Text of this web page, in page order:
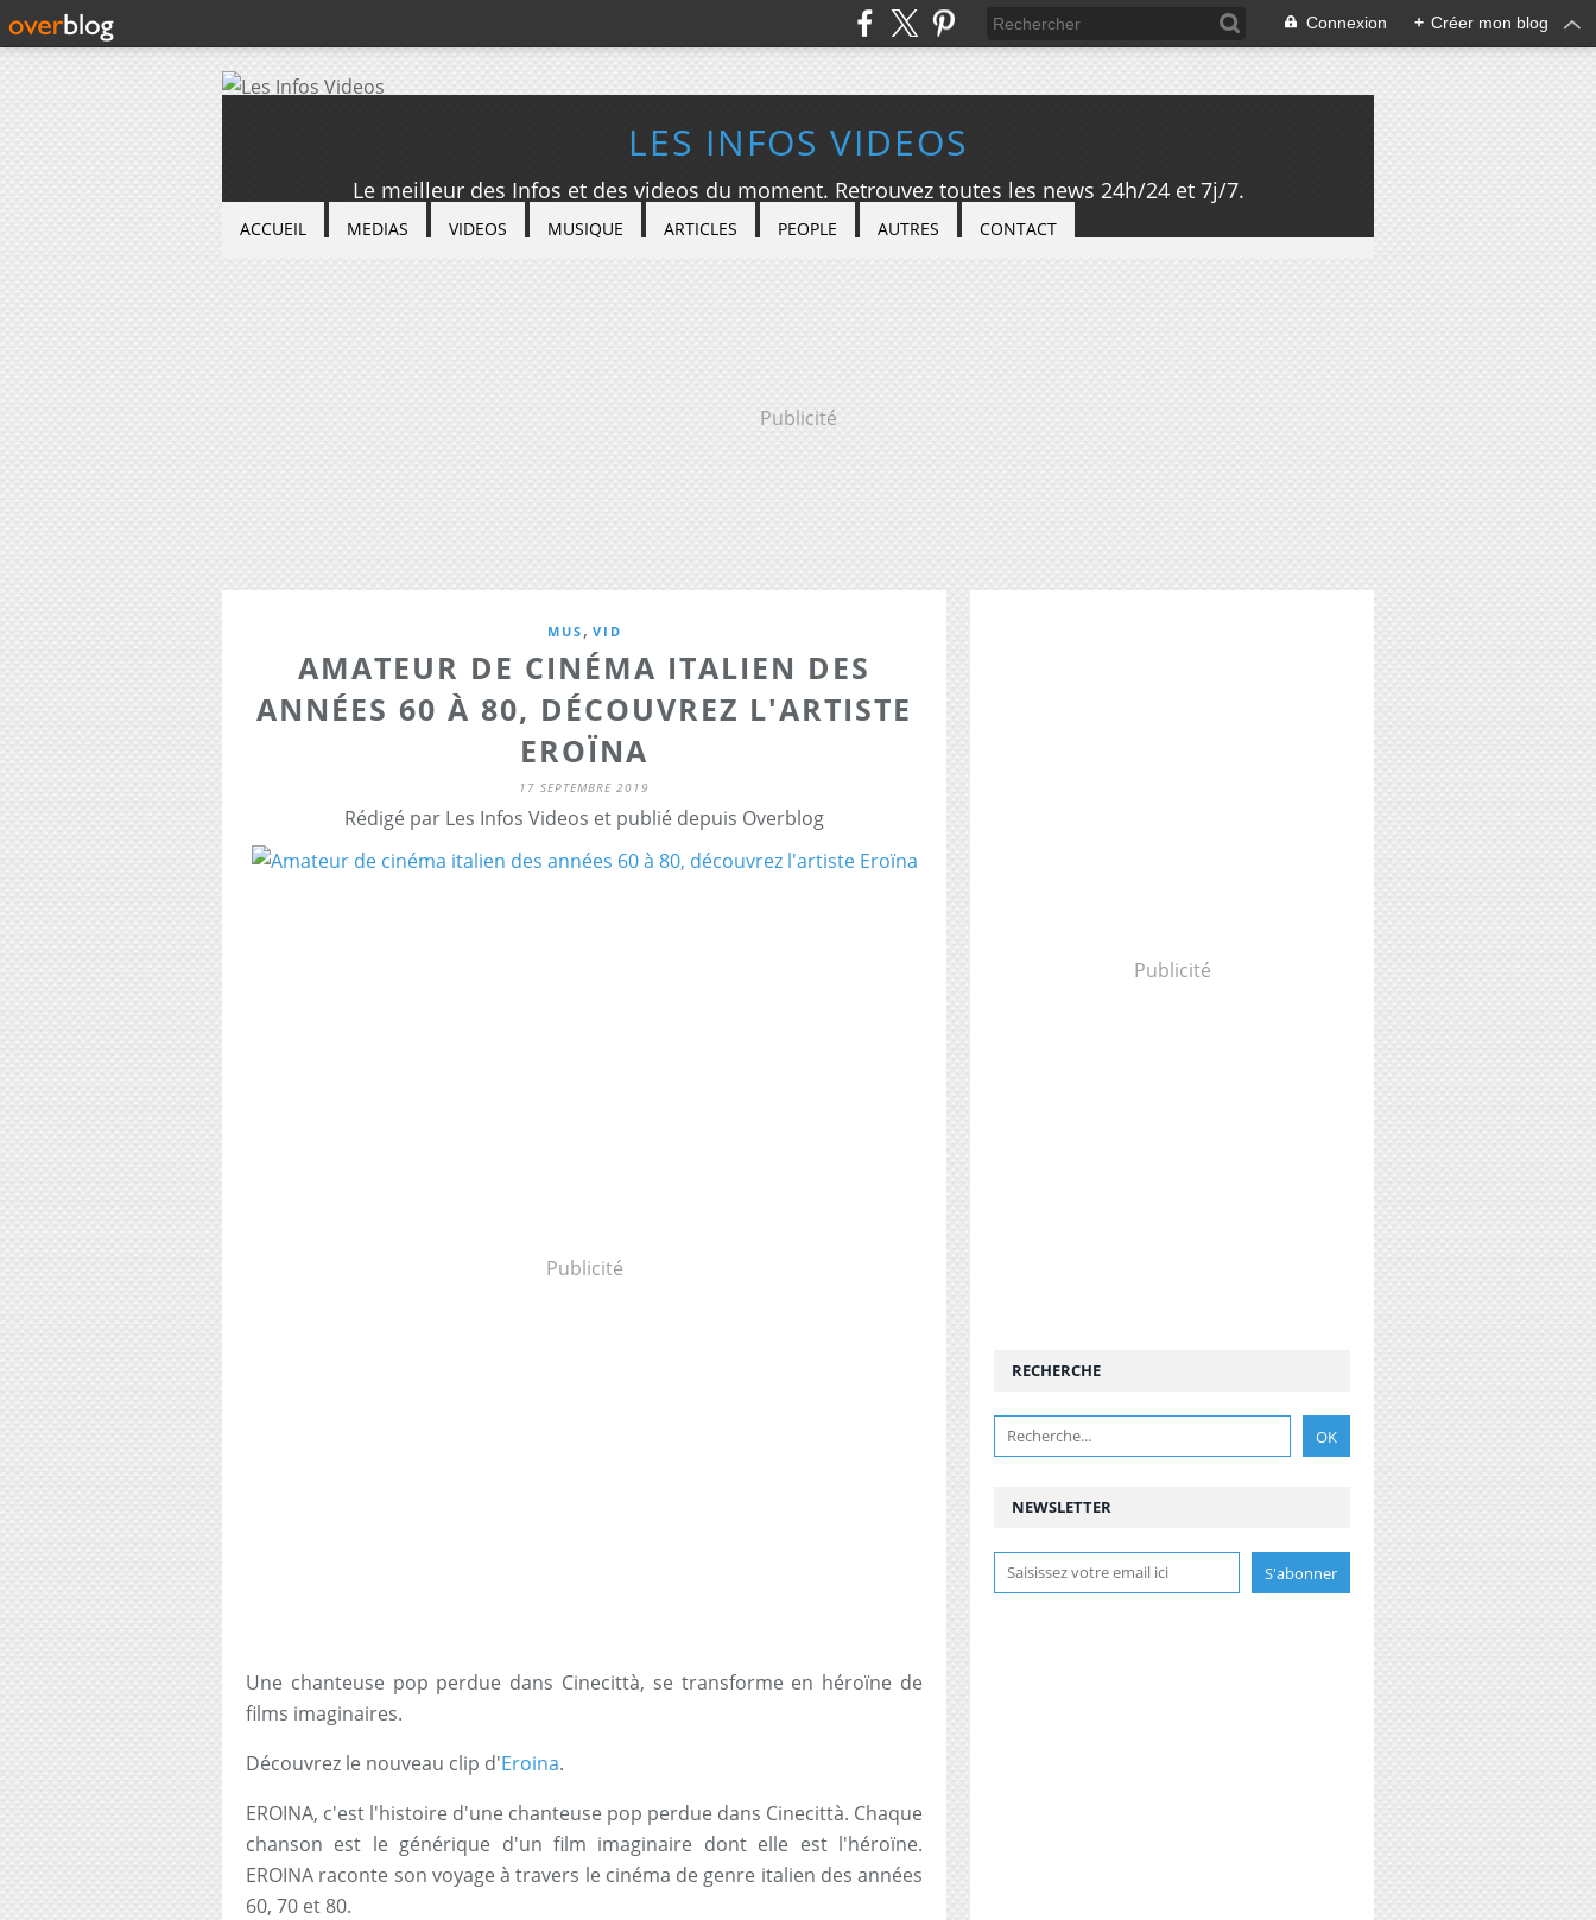
Connexion + Créer mon blog
LES INFOS VIDEOS
Le meilleur des Infos et des videos du moment. Retrouvez toutes les news 24h/24 et 7j/7.
ACCUEIL MEDIAS VIDEOS MUSIQUE ARTICLES PEOPLE AUTRES CONTACT
Publicité
MUS , VID
AMATEUR DE CINÉMA ITALIEN DES
ANNÉES 60 À 80, DÉCOUVREZ L'ARTISTE
EROÏNA
17 SEPTEMBRE 2019
Rédigé par Les Infos Videos et publié depuis Overblog
Publicité
Une chanteuse pop perdue dans Cinecittà, se transforme en héroïne de
films imaginaires.
Découvrez le nouveau clip d'Eroina.
EROINA, c'est l'histoire d'une chanteuse pop perdue dans Cinecittà. Chaque
chanson est le générique d'un film imaginaire dont elle est l'héroïne.
EROINA raconte son voyage à travers le cinéma de genre italien des années
60, 70 et 80.
Publicité
NEWSLETTER
RECHERCHE